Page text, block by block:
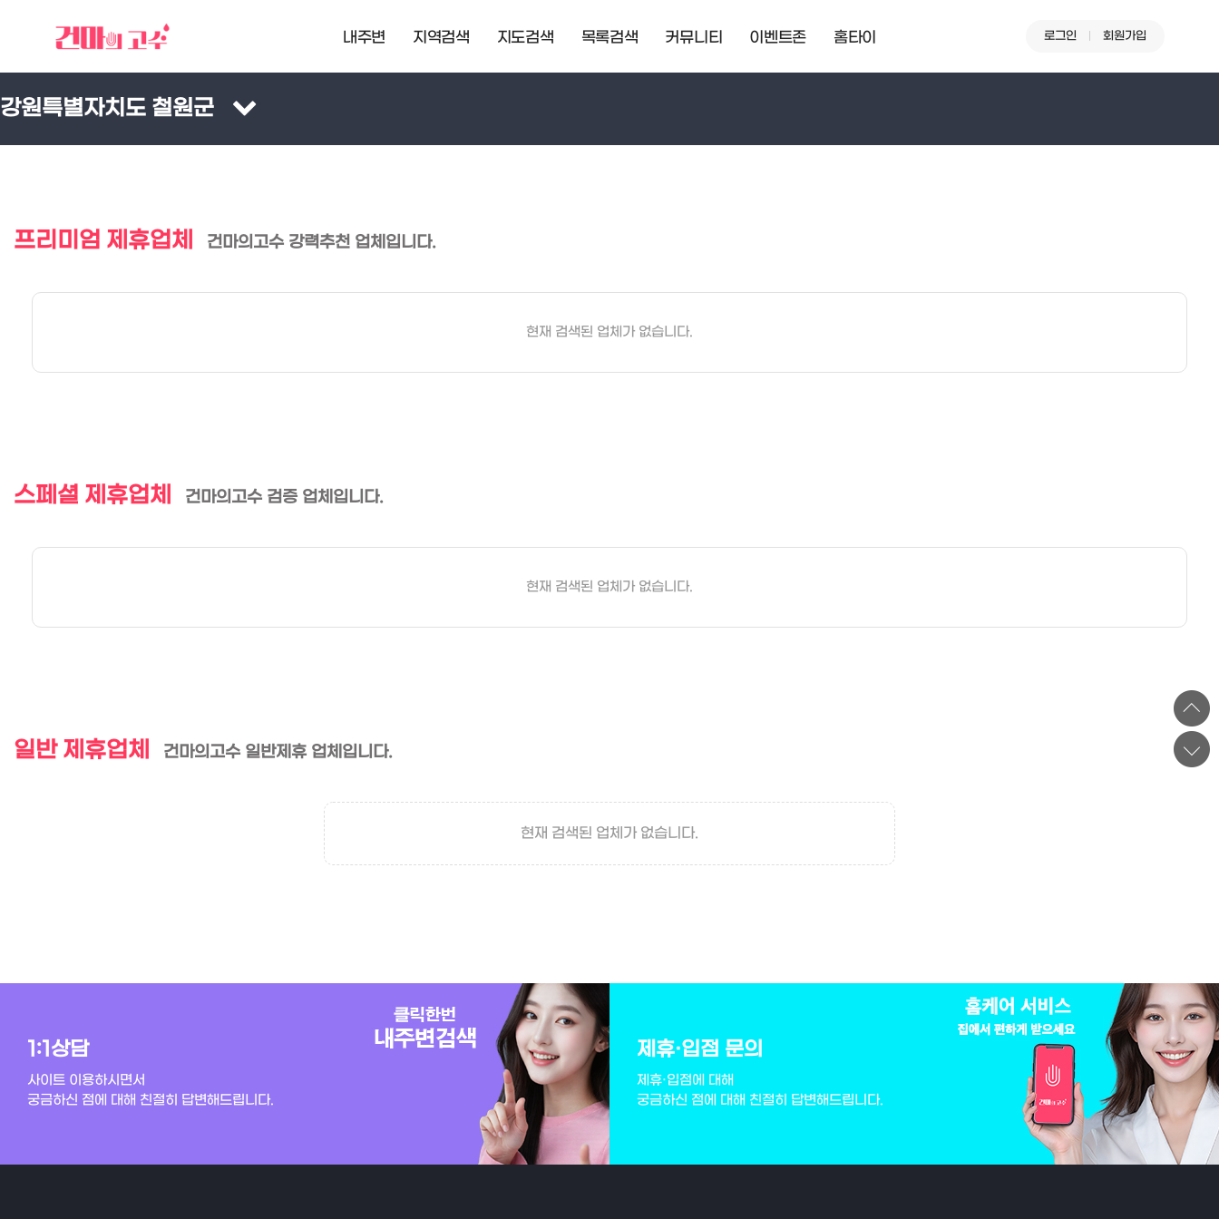
내주변 지역검색 지도검색 목록검색 커뮤니티 이벤트존 홈타이 로그인 회원가입
강원특별자치도 철원군
프리미엄 제휴업체 건마의고수 강력추천 업체입니다.
현재 검색된 업체가 없습니다.
스페셜 제휴업체 건마의고수 검증 업체입니다.
현재 검색된 업체가 없습니다.
일반 제휴업체 건마의고수 일반제휴 업체입니다.
현재 검색된 업체가 없습니다.
1:1상담
사이트 이용하시면서
궁금하신 점에 대해 친절히 답변해드립니다.
제휴·입점 문의
제휴·입점에 대해
궁금하신 점에 대해 친절히 답변해드립니다.